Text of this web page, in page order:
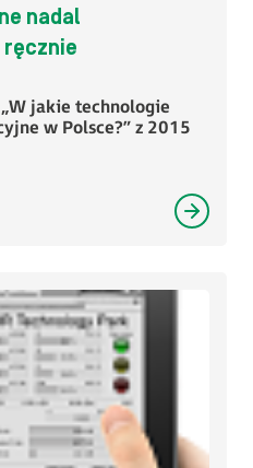
nadal
jakie technologie
w Polsce?” z 2015